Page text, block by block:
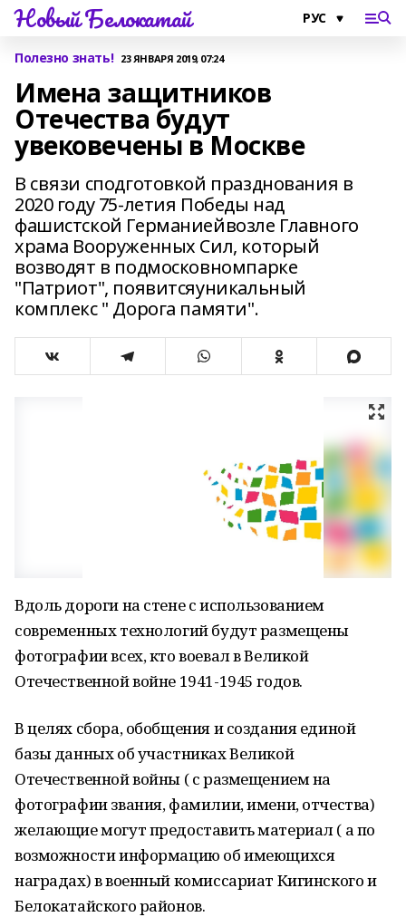
Новый Белокатай
Полезно знать! 23 ЯНВАРЯ 2019, 07:24
Имена защитников
Отечества будут
увековечены в Москве
В связи сподготовкой празднования в
2020 году 75-летия Победы над
фашистской Германиейвозле Главного
храма Вооруженных Сил, который
возводят в подмосковномпарке
"Патриот", появитсяуникальный
комплекс " Дорога памяти".
Вдоль дороги на стене с использованием
современных технологий будут размещены
фотографии всех, кто воевал в Великой
Отечественной войне 1941-1945 годов.
В целях сбора, обобщения и создания единой
базы данных об участниках Великой
Отечественной войны ( с размещением на
фотографии звания, фамилии, имени, отчества)
желающие могут предоставить материал ( а по
возможности информацию об имеющихся
наградах) в военный комиссариат Кигинского и
Белокатайского районов.